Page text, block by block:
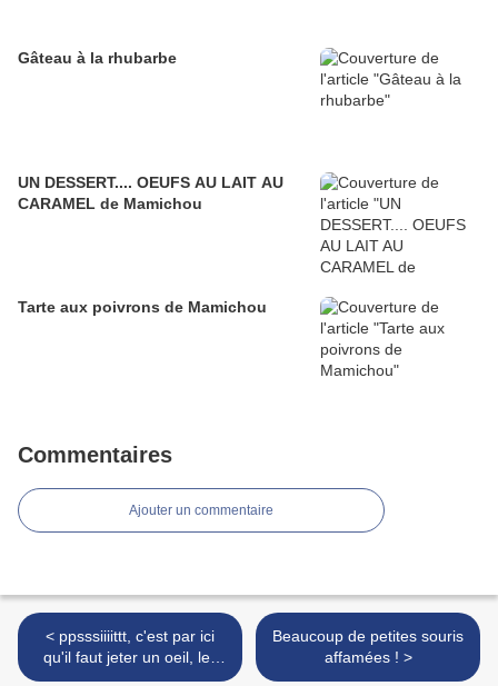
Gâteau à la rhubarbe
UN DESSERT.... OEUFS AU LAIT AU
CARAMEL de Mamichou
Tarte aux poivrons de Mamichou
Commentaires
Ajouter un commentaire
< ppsssiiiittt, c'est par ici
qu'il faut jeter un oeil, les
dernières news de
Beaucoup de petites souris
affamées ! >